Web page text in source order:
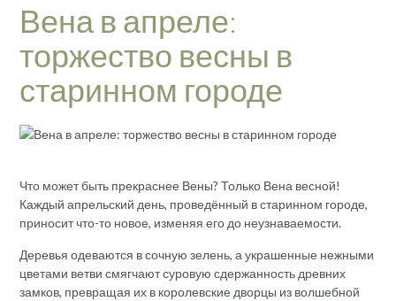
Вена в апреле:
торжество весны в
старинном городе
Что может быть прекраснее Вены? Только Вена весной!
Каждый апрельский день, проведённый в старинном городе,
приносит что-то новое, изменяя его до неузнаваемости.
Деревья одеваются в сочную зелень, а украшенные нежными
цветами ветви смягчают суровую сдержанность древних
замков, превращая их в королевские дворцы из волшебной